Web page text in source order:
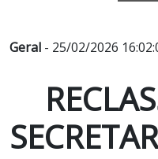
Geral - 25/02/2026